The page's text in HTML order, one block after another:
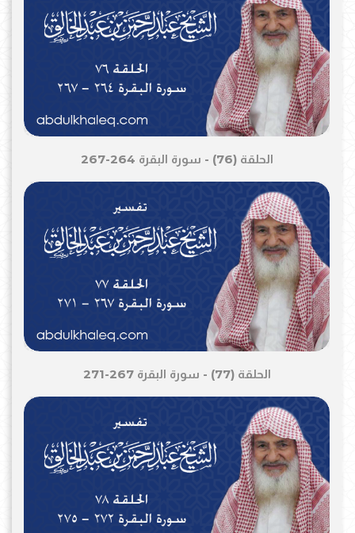
الحلقة (76) - سورة البقرة 264-267
الحلقة (77) - سورة البقرة 267-271